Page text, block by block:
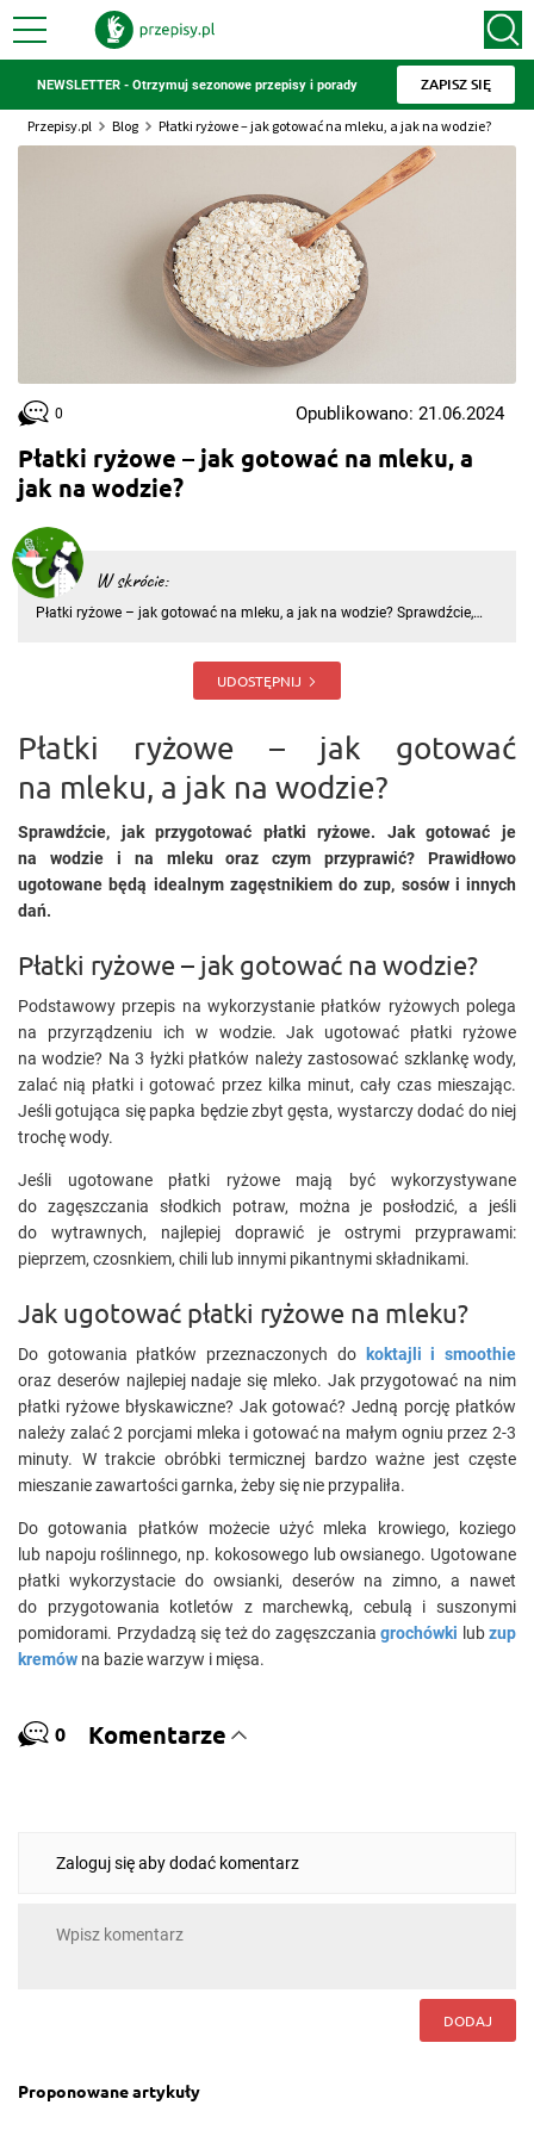
NEWSLETTER - Otrzymuj sezonowe przepisy i porady ZAPISZ SIĘ
Przepisy.pl Blog Płatki ryżowe – jak gotować na mleku, a jak na wodzie?
Płatki ryżowe – jak gotować na mleku, a
jak na wodzie?
W skrócie:
Płatki ryżowe – jak gotować na mleku, a jak na wodzie? Sprawdźcie,
zagęstnikiem do zup, sosów i innych dań. Płatki ryżowe – jak g
UDOSTĘPNIJ
0 Opublikowano: 21.06.2024
Płatki ryżowe – jak gotować
na mleku, a jak na wodzie?
Sprawdźcie, jak przygotować płatki ryżowe. Jak gotować je
na wodzie i na mleku oraz czym przyprawić? Prawidłowo
ugotowane będą idealnymzagęstnikiem do zup, sosów i innych
dań.
Płatki ryżowe – jak gotować na wodzie?
Podstawowy przepis na wykorzystanie płatków ryżowych polega
na przyrządzeniu ich w wodzie. Jak ugotować płatki ryżowe
na wodzie? Na 3 łyżki płatków należy zastosować szklankę wody,
zalać nią płatki i gotować przez kilka minut, cały czas mieszając.
Jeśli gotująca się papka będzie zbyt gęsta, wystarczy dodać do niej
trochę wody.
Jeśli ugotowane płatki ryżowe mają być wykorzystywane
do zagęszczania słodkich potraw, można je posłodzić, a jeśli
do wytrawnych, najlepiej doprawić je ostrymi przyprawami:
pieprzem, czosnkiem, chili lub innymi pikantnymi składnikami.
Jak ugotować płatki ryżowe na mleku?
Do gotowania płatków przeznaczonych do
koktajli i smoothie
oraz deserów najlepiej nadaje się mleko. Jak przygotować na nim
płatki ryżowe błyskawiczne? Jak gotować? Jedną porcję płatków
należy zalać 2 porcjami mleka i gotować na małym ogniu przez 2-3
minuty. W trakcie obróbki termicznej bardzo ważne jest częste
mieszanie zawartości garnka, żeby się nie przypaliła.
Do gotowania płatków możecie użyć mleka krowiego, koziego
lub napoju roślinnego, np. kokosowego lub owsianego. Ugotowane
płatki wykorzystacie do owsianki, deserów na zimno, a nawet
do przygotowania kotletów z marchewką, cebulą i suszonymi
pomidorami. Przydadzą się też do zagęszczania grochówki lubzup
kremów na bazie warzyw i mięsa.
0 Komentarze
Zaloguj się aby dodać komentarz
DODAJ
Proponowane artykuły